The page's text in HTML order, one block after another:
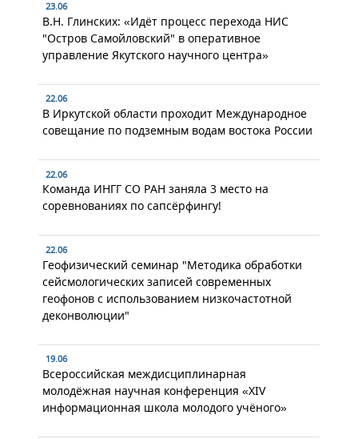
23.06
В.Н. Глинских: «Идёт процесс перехода НИС
"Остров Самойловский" в оперативное
управление Якутского научного центра»
22.06
В Иркутской области проходит Международное
совещание по подземным водам востока России
22.06
Команда ИНГГ СО РАН заняла 3 место на
соревнованиях по сапсёрфингу!
22.06
Геофизический семинар "Методика обработки
сейсмологических записей современных
геофонов с использованием низкочастотной
деконволюции"
19.06
Всероссийская междисциплинарная
молодёжная научная конференция «XIV
информационная школа молодого учёного»